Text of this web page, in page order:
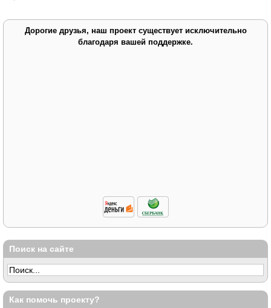
Дорогие друзья, наш проект существует исключительно
благодаря вашей поддержке.
Поиск на сайте
Как помочь проекту?